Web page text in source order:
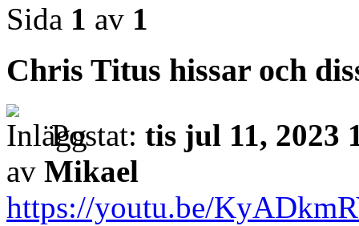
Sida 1 av 1
Chris Titus hissar och
Postat: tis jul 11, 2023
av Mikael
https://youtu.be/